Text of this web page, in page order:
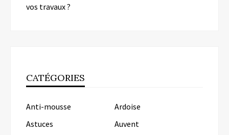
vos travaux ?
CATÉGORIES
Anti-mousse
Ardoise
Astuces
Auvent